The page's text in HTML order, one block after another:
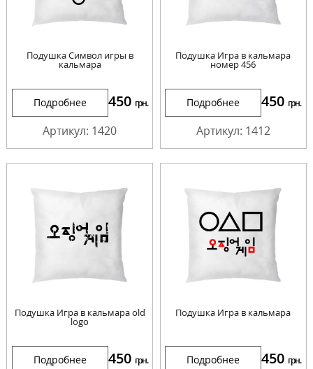
Подушка Символ игры в
кальмара
Подробнее 450 грн.
Артикул: 1420
Подушка Игра в кальмара
номер 456
Подробнее 450 грн.
Артикул: 1412
Подушка Игра в кальмара old
logo
Подробнее 450 грн.
Подушка Игра в кальмара
Подробнее 450 грн.